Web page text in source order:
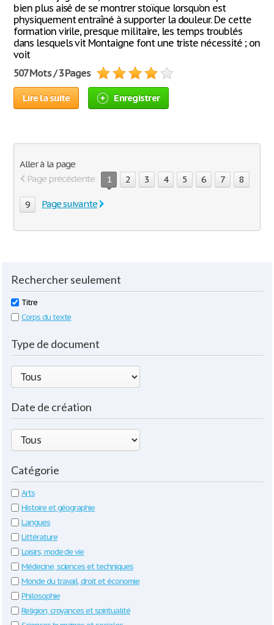
bien plus aisé de se montrer stoïque lorsqu’on est
physiquement entraîné à supporter la douleur. De cette
formation virile, presque militaire, les temps troublés
dans lesquels vit Montaigne font une triste nécessité ; on
voit
507 Mots / 3 Pages
Lire la suite Enregistrer
Aller à la page
Page précédente
1 2 3 4 5 6 7 8
9 Page suivante
Rechercher seulement
Titre
Corps du texte
Type de document
Date de création
Catégorie
Arts
Histoire et géographie
Langues
Littérature
Loisirs, mode de vie
Médecine, sciences et techniques
Monde du travail, droit et économie
Philosophie
Religion, croyances et spiritualité